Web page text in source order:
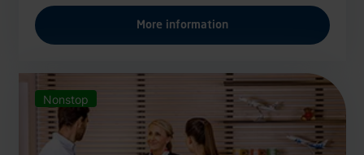
More information
Nonstop